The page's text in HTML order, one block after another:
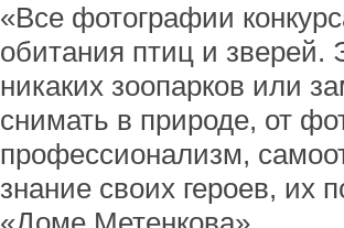
«Все фотографии
обитания птиц и зверей.
никаких зоопарков или
снимать в природе, от
профессионализм,
знание своих героев, их